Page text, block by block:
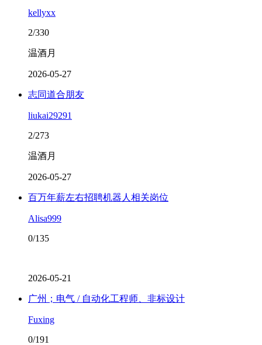
kellyxx
2/330
温酒月
2026-05-27
志同道合朋友
liukai29291
2/273
温酒月
2026-05-27
百万年薪左右招聘机器人相关岗位
Alisa999
0/135
2026-05-21
广州；电气 / 自动化工程师、非标设计
Fuxing
0/191